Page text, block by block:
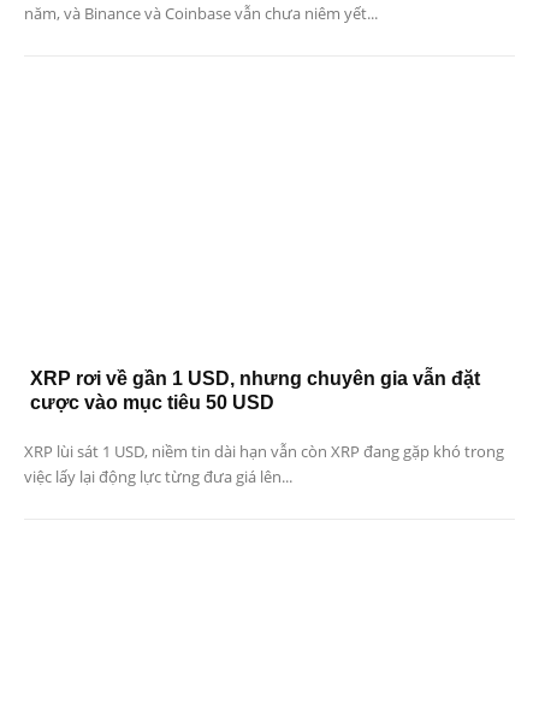
năm, và Binance và Coinbase vẫn chưa niêm yết...
XRP rơi về gần 1 USD, nhưng chuyên gia vẫn đặt
cược vào mục tiêu 50 USD
XRP lùi sát 1 USD, niềm tin dài hạn vẫn còn XRP đang gặp khó trong
việc lấy lại động lực từng đưa giá lên...